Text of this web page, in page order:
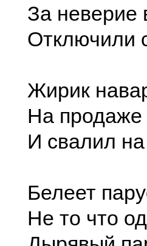
За неверие
Отключили
Жирик
На продаже
И свалил на
Белеет
Не то что